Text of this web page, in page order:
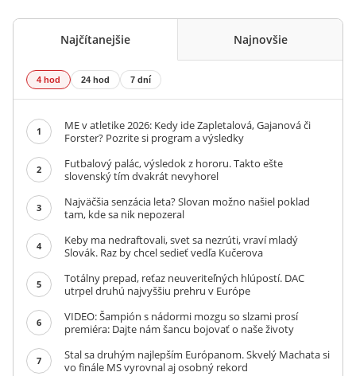
Najčítanejšie Najnovšie
4 hod 24 hod 7 dní
1
ME v atletike 2026: Kedy ide Zapletalová, Gajanová či
Forster? Pozrite si program a výsledky
2
Futbalový palác, výsledok z hororu. Takto ešte
slovenský tím dvakrát nevyhorel
3
Najväčšia senzácia leta? Slovan možno našiel poklad
tam, kde sa nik nepozeral
4
Keby ma nedraftovali, svet sa nezrúti, vraví mladý
Slovák. Raz by chcel sedieť vedľa Kučerova
5
Totálny prepad, reťaz neuveriteľných hlúpostí. DAC
utrpel druhú najvyššiu prehru v Európe
6
VIDEO: Šampión s nádormi mozgu so slzami prosí
premiéra: Dajte nám šancu bojovať o naše životy
7
Stal sa druhým najlepším Európanom. Skvelý Machata si
vo finále MS vyrovnal aj osobný rekord